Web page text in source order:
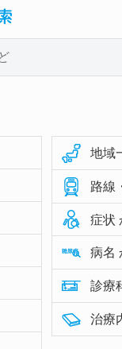
地域
路線
症状
病名
診療
治療